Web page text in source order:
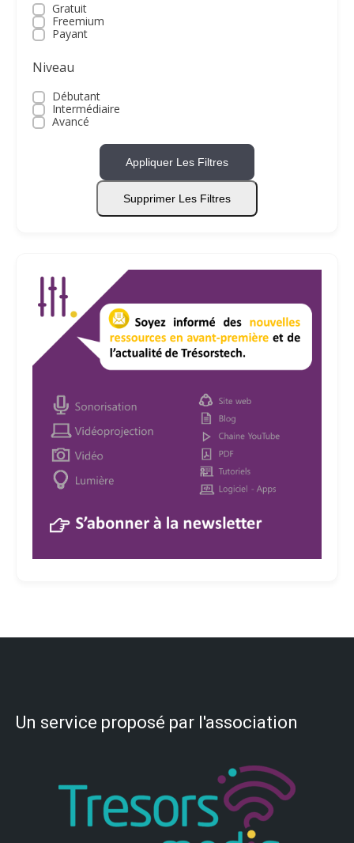
Gratuit
Freemium
Payant
Niveau
Débutant
Intermédiaire
Avancé
Appliquer Les Filtres
Supprimer Les Filtres
Un service proposé par l'association